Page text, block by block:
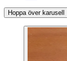
Hoppa över karusell